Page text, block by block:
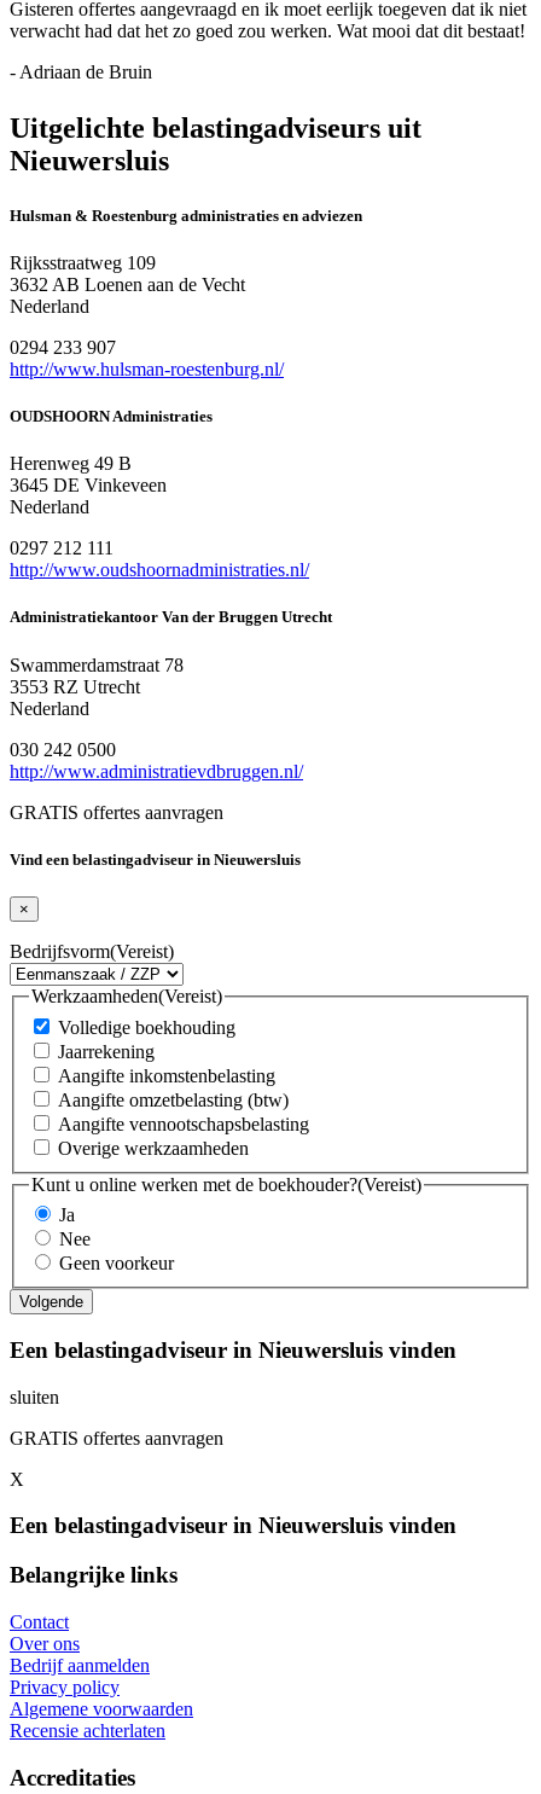
Gisteren offertes aangevraagd en ik moet eerlijk toegeven dat ik niet
verwacht had dat het zo goed zou werken. Wat mooi dat dit bestaat!
- Adriaan de Bruin
Uitgelichte belastingadviseurs uit
Nieuwersluis
Hulsman & Roestenburg administraties en adviezen
Rijksstraatweg 109
3632 AB Loenen aan de Vecht
Nederland
0294 233 907
http://www.hulsman-roestenburg.nl/
OUDSHOORN Administraties
Herenweg 49 B
3645 DE Vinkeveen
Nederland
0297 212 111
http://www.oudshoornadministraties.nl/
Administratiekantoor Van der Bruggen Utrecht
Swammerdamstraat 78
3553 RZ Utrecht
Nederland
030 242 0500
http://www.administratievdbruggen.nl/
GRATIS offertes aanvragen
Vind een belastingadviseur in Nieuwersluis
×
Bedrijfsvorm(Vereist)
Werkzaamheden(Vereist)
Volledige boekhouding
Jaarrekening
Aangifte inkomstenbelasting
Aangifte omzetbelasting (btw)
Aangifte vennootschapsbelasting
Overige werkzaamheden
Kunt u online werken met de boekhouder?(Vereist)
Ja
Nee
Geen voorkeur
Een belastingadviseur in Nieuwersluis vinden
sluiten
GRATIS offertes aanvragen
X
Een belastingadviseur in Nieuwersluis vinden
Belangrijke links
Contact
Over ons
Bedrijf aanmelden
Privacy policy
Algemene voorwaarden
Recensie achterlaten
Accreditaties